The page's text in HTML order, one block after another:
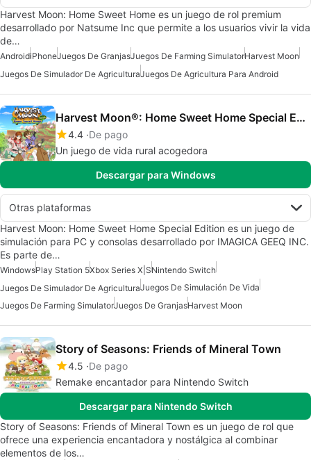
Harvest Moon: Home Sweet Home es un juego de rol premium
desarrollado por Natsume Inc que permite a los usuarios vivir la vida
de…
AndroidiPhoneJuegos De GranjasJuegos De Farming SimulatorHarvest Moon
Juegos De Simulador De AgriculturaJuegos De Agricultura Para Android
Harvest Moon®: Home Sweet Home Special Edition
4.4 De pago
Un juego de vida rural acogedora
Descargar para Windows
Otras plataformas
Harvest Moon: Home Sweet Home Special Edition es un juego de
simulación para PC y consolas desarrollado por IMAGICA GEEQ INC.
Es parte de…
WindowsPlay Station 5Xbox Series X|SNintendo Switch
Juegos De Simulador De AgriculturaJuegos De Simulación De Vida
Juegos De Farming SimulatorJuegos De GranjasHarvest Moon
Story of Seasons: Friends of Mineral Town
4.5 De pago
Remake encantador para Nintendo Switch
Descargar para Nintendo Switch
Story of Seasons: Friends of Mineral Town es un juego de rol que
ofrece una experiencia encantadora y nostálgica al combinar
elementos de los…